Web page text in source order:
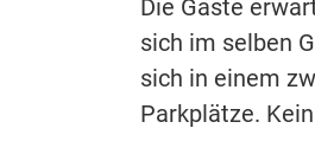
Die Gäste
sich im selben
sich in einem
Parkplätze.